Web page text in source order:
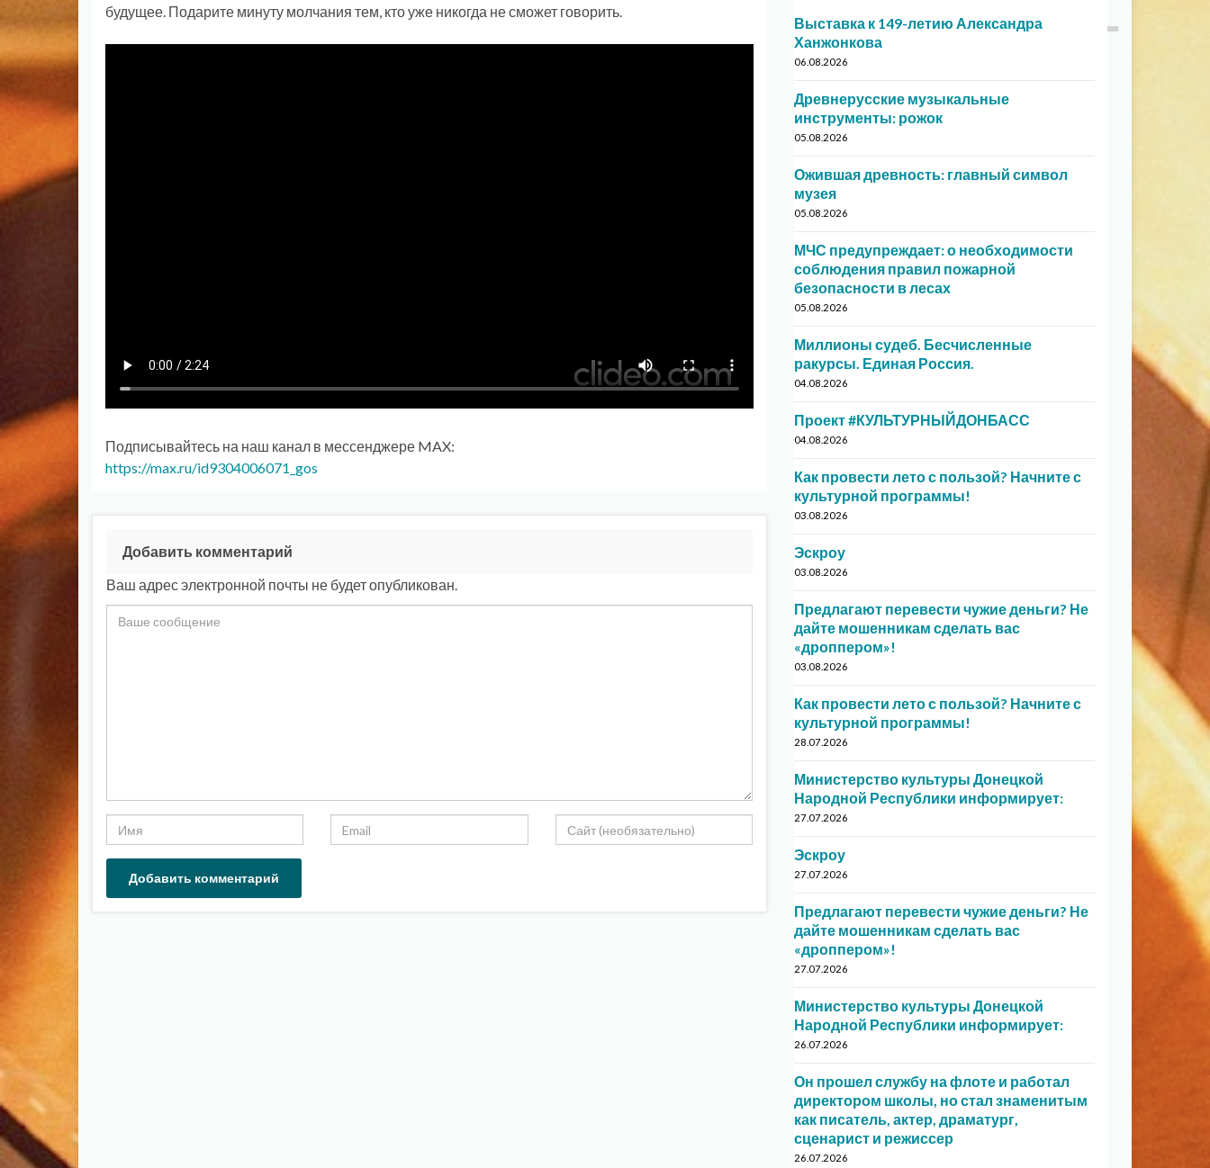
будущее. Подарите минуту молчания тем, кто уже никогда не сможет говорить.
Подписывайтесь на наш канал в мессенджере MAX:
https://max.ru/id9304006071_gos
Добавить комментарий
Ваш адрес электронной почты не будет опубликован.
Выставка к 149-летию Александра
Ханжонкова
06.08.2026
Древнерусские музыкальные
инструменты: рожок
05.08.2026
Ожившая древность: главный символ
музея
05.08.2026
МЧС предупреждает: о необходимости
соблюдения правил пожарной
безопасности в лесах
05.08.2026
Миллионы судеб. Бесчисленные
ракурсы. Единая Россия.
04.08.2026
Проект #КУЛЬТУРНЫЙДОНБАСС
04.08.2026
Как провести лето с пользой? Начните с
культурной программы!
03.08.2026
Эскроу
03.08.2026
Предлагают перевести чужие деньги? Не
дайте мошенникам сделать вас
«дроппером»!
03.08.2026
Как провести лето с пользой? Начните с
культурной программы!
28.07.2026
Министерство культуры Донецкой
Народной Республики информирует:
27.07.2026
Эскроу
27.07.2026
Предлагают перевести чужие деньги? Не
дайте мошенникам сделать вас
«дроппером»!
27.07.2026
Министерство культуры Донецкой
Народной Республики информирует:
26.07.2026
Он прошел службу на флоте и работал
директором школы, но стал знаменитым
как писатель, актер, драматург,
сценарист и режиссер
26.07.2026